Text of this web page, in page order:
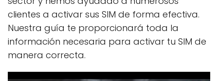
clientes a activar sus SIM de forma efectiva.
Nuestra guía te proporcionará toda la
información necesaria para activar tu SIM de
manera correcta.